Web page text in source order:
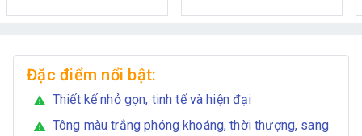
Đặc điểm nổi bật:
warning Thiết kế nhỏ gọn, tinh tế và hiện đại
warning
Tông màu trắng phóng khoáng, thời thượng, sang